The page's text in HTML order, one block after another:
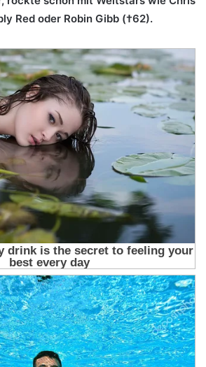
Red oder Robin Gibb (†62).